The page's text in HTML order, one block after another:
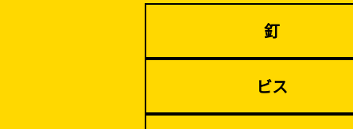
バリケード（保安）
釘
ビス